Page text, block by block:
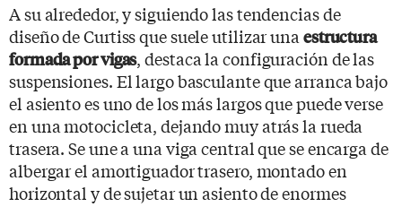
A su alrededor, y siguiendo las tendencias de
diseño de Curtiss que suele utilizar una estructura
formada por vigas, destaca la configuración de las
suspensiones. El largo basculante que arranca bajo
el asiento es uno de los más largos que puede verse
en una motocicleta, dejando muy atrás la rueda
trasera. Se une a una viga central que se encarga de
albergar el amortiguador trasero, montado en
horizontal y de sujetar un asiento de enormes